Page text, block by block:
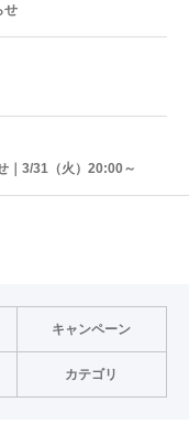
せ
｜3/31（火）20:00～
キャンペーン
カテゴリ